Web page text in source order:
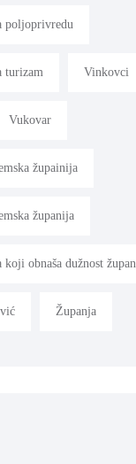
poljoprivredu
turizam Vinkovci
Vukovar
župainija
županija
koji obnaša dužnost
Županja